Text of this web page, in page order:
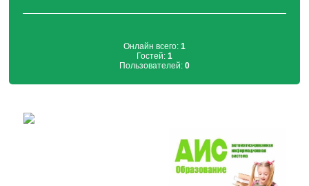
Онлайн всего: 1
Гостей: 1
Пользователей: 0